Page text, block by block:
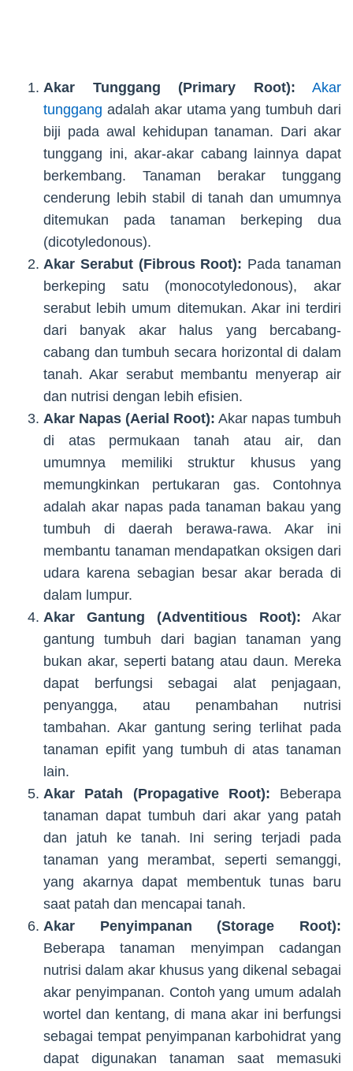
Akar Tunggang (Primary Root):
Akar
tunggang adalah akar utama yang tumbuh dari
biji pada awal kehidupan tanaman. Dari akar
tunggang ini, akar-akar cabang lainnya dapat
berkembang. Tanaman berakar tunggang
cenderung lebih stabil di tanah dan umumnya
ditemukan pada tanaman berkeping dua
(dicotyledonous).
Akar Serabut (Fibrous Root): Pada tanaman
berkeping satu (monocotyledonous), akar
serabut lebih umum ditemukan. Akar ini terdiri
dari banyak akar halus yang bercabang-
cabang dan tumbuh secara horizontal di dalam
tanah. Akar serabut membantu menyerap air
dan nutrisi dengan lebih efisien.
Akar Napas (Aerial Root): Akar napas tumbuh
di atas permukaan tanah atau air, dan
umumnya memiliki struktur khusus yang
memungkinkan pertukaran gas. Contohnya
adalah akar napas pada tanaman bakau yang
tumbuh di daerah berawa-rawa. Akar ini
membantu tanaman mendapatkan oksigen dari
udara karena sebagian besar akar berada di
dalam lumpur.
Akar Gantung (Adventitious Root): Akar
gantung tumbuh dari bagian tanaman yang
bukan akar, seperti batang atau daun. Mereka
dapat berfungsi sebagai alat penjagaan,
penyangga, atau penambahan nutrisi
tambahan. Akar gantung sering terlihat pada
tanaman epifit yang tumbuh di atas tanaman
lain.
Akar Patah (Propagative Root): Beberapa
tanaman dapat tumbuh dari akar yang patah
dan jatuh ke tanah. Ini sering terjadi pada
tanaman yang merambat, seperti semanggi,
yang akarnya dapat membentuk tunas baru
saat patah dan mencapai tanah.
Akar Penyimpanan (Storage Root):
Beberapa tanaman menyimpan cadangan
nutrisi dalam akar khusus yang dikenal sebagai
akar penyimpanan. Contoh yang umum adalah
wortel dan kentang, di mana akar ini berfungsi
sebagai tempat penyimpanan karbohidrat yang
dapat digunakan tanaman saat memasuki